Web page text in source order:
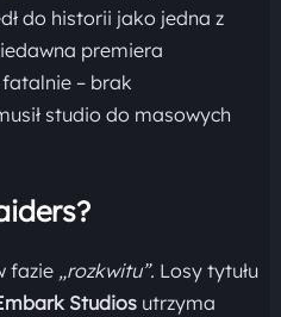
do historii jako jedna z
premiera
– brak
studio do masowych
fazie „rozkwitu”. Losy tytułu
Studiosutrzyma